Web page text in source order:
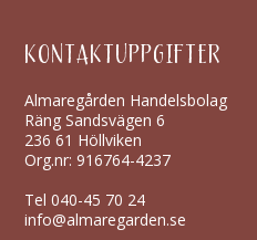
KONTAKTUPPGIFTER
Almaregården Handelsbolag
Räng Sandsvägen 6
236 61 Höllviken
Org.nr: 916764-4237
Tel040-45 70 24
info@almaregarden.se